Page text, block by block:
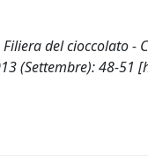
del cioccolato
(Settembre): 48-